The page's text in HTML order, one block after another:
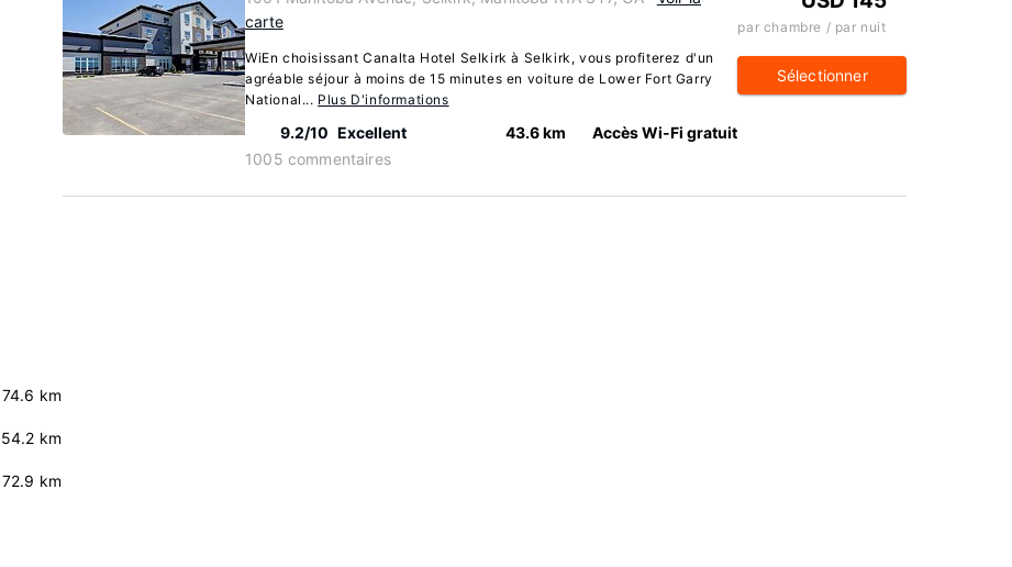
74.6 km
54.2 km
72.9 km
carte
WiEn choisissant Canalta Hotel Selkirk à Selkirk, vous profiterez d'un
agréable séjour à moins de 15 minutes en voiture de Lower Fort Garry
National... Plus D'informations
9.2/10 Excellent
1005 commentaires
43.6 km Accès Wi-Fi gratuit
par chambre / par nuit
Sélectionner